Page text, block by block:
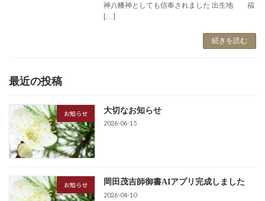
神八幡神としても信奉されました 出生地 福
[…]
続きを読む
最近の投稿
お知らせ 大切なお知らせ
2026-06-15
お知らせ 岡田茂吉師御書AIアプリ完成しました
2026-04-10